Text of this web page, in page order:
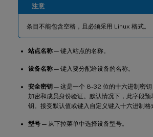
注意
条目不能包含空格，且必须采用 Linux 格式。
站点名称 — 键入站点的名称。
设备名称 — 键入要分配给设备的名称。
安全密钥 — 这是一个 8-32 位的十六进制密钥
加密和成员身份验证。默认情况下，此字段
钥。接受默认值或键入自定义键入十六进制格
型号 — 从下拉菜单中选择设备型号。